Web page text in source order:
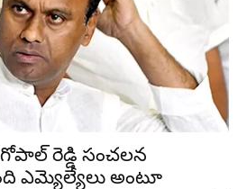
రెడ్డి సంచలన
ఎమ్యెల్యేలు అంటూ